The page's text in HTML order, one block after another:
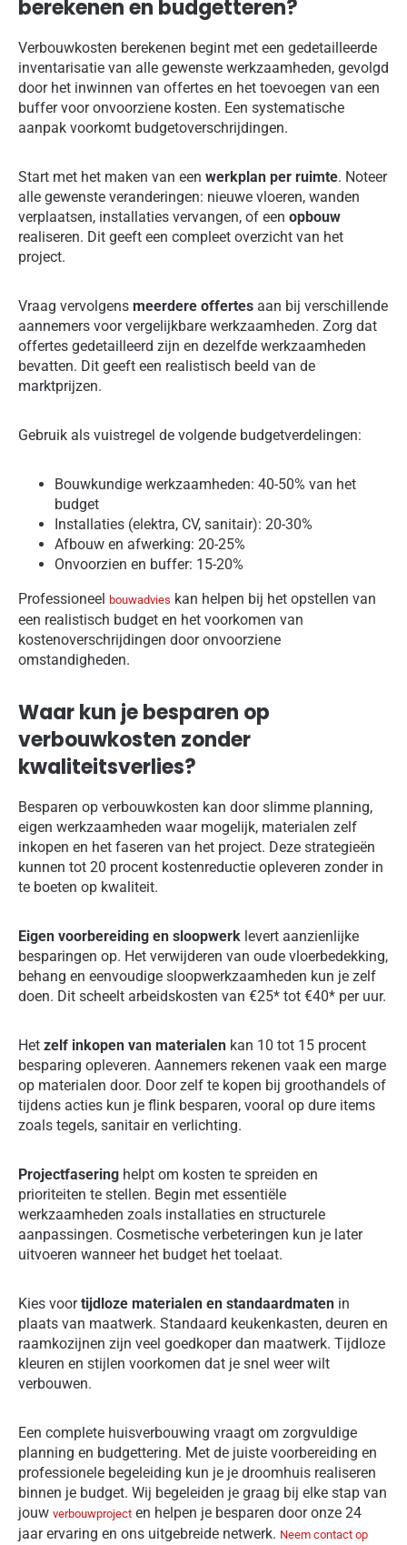
berekenen en budgetteren?
Verbouwkosten berekenen begint met een gedetailleerde
inventarisatie van alle gewenste werkzaamheden, gevolgd
door het inwinnen van offertes en het toevoegen van een
buffer voor onvoorziene kosten. Een systematische
aanpak voorkomt budgetoverschrijdingen.
Start met het maken van een werkplan per ruimte. Noteer
alle gewenste veranderingen: nieuwe vloeren, wanden
verplaatsen, installaties vervangen, of een opbouw
realiseren. Dit geeft een compleet overzicht van het
project.
Vraag vervolgens meerdere offertes aan bij verschillende
aannemers voor vergelijkbare werkzaamheden. Zorg dat
offertes gedetailleerd zijn en dezelfde werkzaamheden
bevatten. Dit geeft een realistisch beeld van de
marktprijzen.
Gebruik als vuistregel de volgende budgetverdelingen:
Bouwkundige werkzaamheden: 40-50% van het
budget
Installaties (elektra, CV, sanitair): 20-30%
Afbouw en afwerking: 20-25%
Onvoorzien en buffer: 15-20%
Professioneel bouwadvies kan helpen bij het opstellen van
een realistisch budget en het voorkomen van
kostenoverschrijdingen door onvoorziene
omstandigheden.
Waar kun je besparen op
verbouwkosten zonder
kwaliteitsverlies?
Besparen op verbouwkosten kan door slimme planning,
eigen werkzaamheden waar mogelijk, materialen zelf
inkopen en het faseren van het project. Deze strategieën
kunnen tot 20 procent kostenreductie opleveren zonder in
te boeten op kwaliteit.
Eigen voorbereiding en sloopwerk levert aanzienlijke
besparingen op. Het verwijderen van oude vloerbedekking,
behang en eenvoudige sloopwerkzaamheden kun je zelf
doen. Dit scheelt arbeidskosten van €25* tot €40* per uur.
Het zelf inkopen van materialen kan 10 tot 15 procent
besparing opleveren. Aannemers rekenen vaak een marge
op materialen door. Door zelf te kopen bij groothandels of
tijdens acties kun je flink besparen, vooral op dure items
zoals tegels, sanitair en verlichting.
Projectfasering helpt om kosten te spreiden en
prioriteiten te stellen. Begin met essentiële
werkzaamheden zoals installaties en structurele
aanpassingen. Cosmetische verbeteringen kun je later
uitvoeren wanneer het budget het toelaat.
Kies voortijdloze materialen en standaardmaten in
plaats van maatwerk. Standaard keukenkasten, deuren en
raamkozijnen zijn veel goedkoper dan maatwerk. Tijdloze
kleuren en stijlen voorkomen dat je snel weer wilt
verbouwen.
Een complete huisverbouwing vraagt om zorgvuldige
planning en budgettering. Met de juiste voorbereiding en
professionele begeleiding kun je je droomhuis realiseren
binnen je budget. Wij begeleiden je graag bij elke stap van
jouw verbouwproject en helpen je besparen door onze 24
jaar ervaring en ons uitgebreide netwerk. Neem contact op